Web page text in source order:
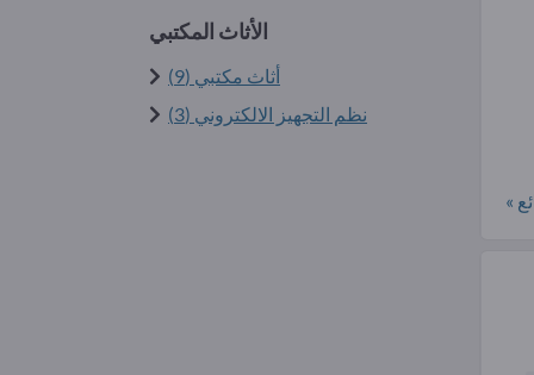
الأثاث المكتبي
أثاث مكتبي (9)
نظم التجهيز الالكتروني (3)
»